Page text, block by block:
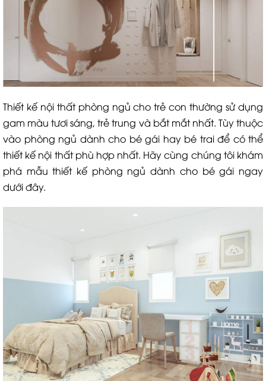
Thiết kế nội thất phòng ngủ cho trẻ con thường sử dụng
gam màu tươi sáng, trẻ trung và bắt mắt nhất. Tùy thuộc
vào phòng ngủ dành cho bé gái hay bé trai để có thể
thiết kế nội thất phù hợp nhất. Hãy cùng chúng tôi khám
phá mẫu thiết kế phòng ngủ dành cho bé gái ngay
dưới đây.